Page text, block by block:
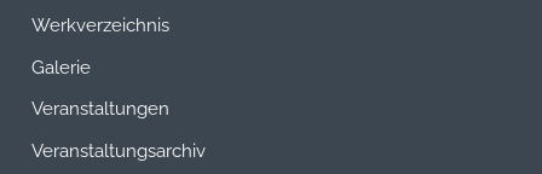
Werkverzeichnis
Galerie
Veranstaltungen
Veranstaltungsarchiv